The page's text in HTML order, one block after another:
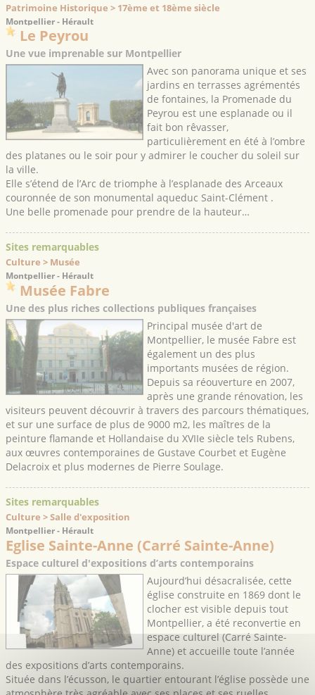
Patrimoine Historique > 17ème et 18ème siècle
Montpellier - Hérault
Le Peyrou
Une vue imprenable sur Montpellier
Avec son panorama unique et ses
jardins en terrasses agrémentés
de fontaines, la Promenade du
Peyrou est une esplanade ou il
fait bon rêvasser,
particulièrement en été à l’ombre
des platanes ou le soir pour y admirer le coucher du soleil sur
la ville.
Elle s’étend de l’Arc de triomphe à l’esplanade des Arceaux
couronnée de son monumental aqueduc Saint-Clément .
Une belle promenade pour prendre de la hauteur…
Sites remarquables
Culture > Musée
Montpellier - Hérault
Musée Fabre
Une des plus riches collections publiques françaises
Principal musée d'art de
Montpellier, le musée Fabre est
également un des plus
importants musées de région.
Depuis sa réouverture en 2007,
après une grande rénovation, les
visiteurs peuvent découvrir à travers des parcours thématiques,
et sur une surface de plus de 9000 m2, les maîtres de la
peinture flamande et Hollandaise du XVIIe siècle tels Rubens,
aux œuvres contemporaines de Gustave Courbet et Eugène
Delacroix et plus modernes de Pierre Soulage.
Sites remarquables
Culture > Salle d'exposition
Montpellier - Hérault
Eglise Sainte-Anne (Carré Sainte-Anne)
Espace culturel d'expositions d’arts contemporains
Aujourd’hui désacralisée, cette
église construite en 1869 dont le
clocher est visible depuis tout
Montpellier, a été reconvertie en
espace culturel (Carré Sainte-
Anne) et accueille toute l’année
des expositions d’arts contemporains.
Située dans l’écusson, le quartier entourant l’église possède une